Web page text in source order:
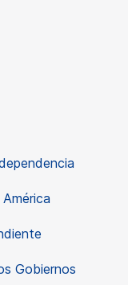
Gobiernos